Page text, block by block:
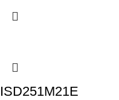
ISD251M21E